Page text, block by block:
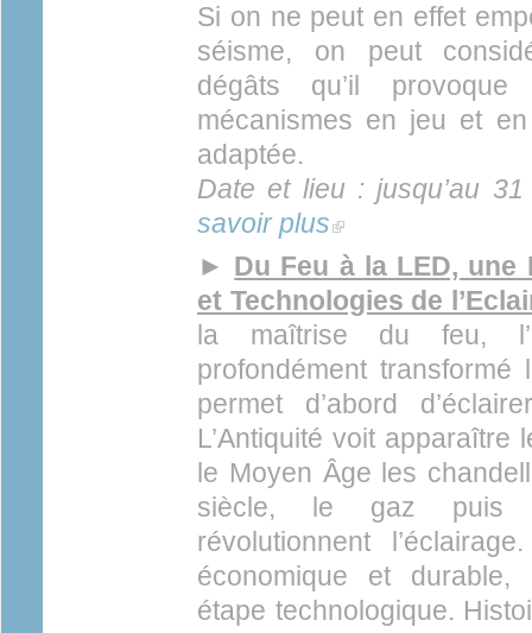
Si on ne peut en effet
séisme, on peut
dégâts qu’il
mécanismes en jeu et
adaptée.
Date et lieu : jusqu’au
savoir plus (link is external)
► Du Feu à la LED,
et Technologies de
la maîtrise du feu,
profondément
permet d’abord
L’Antiquité voit
le Moyen Âge les
siècle, le gaz puis
révolutionnent
économique et durable,
étape technologique.